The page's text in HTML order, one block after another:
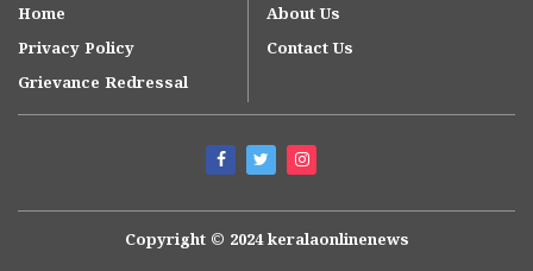
Home
About Us
Privacy Policy
Contact Us
Grievance Redressal
Copyright © 2024 keralaonlinenews